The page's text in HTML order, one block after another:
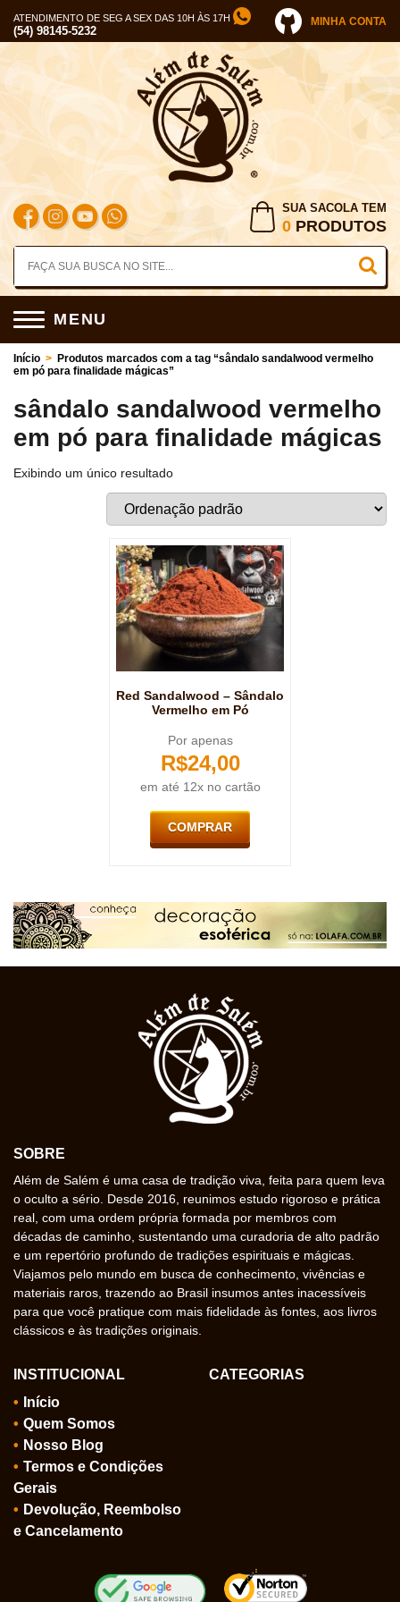
ATENDIMENTO DE SEG A SEX DAS 10H ÀS 17H
(54) 98145-5232
MINHA CONTA
SUA SACOLA TEM
0 PRODUTOS
MENU
Início > Produtos marcados com a tag “sândalo sandalwood vermelho
em pó para finalidade mágicas”
sândalo sandalwood vermelho
em pó para finalidade mágicas
Exibindo um único resultado
Red Sandalwood – Sândalo
Vermelho em Pó
Por apenas
R$24,00
em até 12x no cartão
COMPRAR
SOBRE
Além de Salém é uma casa de tradição viva, feita para quem leva
o oculto a sério. Desde 2016, reunimos estudo rigoroso e prática
real, com uma ordem própria formada por membros com
décadas de caminho, sustentando uma curadoria de alto padrão
e um repertório profundo de tradições espirituais e mágicas.
Viajamos pelo mundo em busca de conhecimento, vivências e
materiais raros, trazendo ao Brasil insumos antes inacessíveis
para que você pratique com mais fidelidade às fontes, aos livros
clássicos e às tradições originais.
INSTITUCIONAL
Início
Quem Somos
Nosso Blog
Termos e Condições
Gerais
Devolução, Reembolso
e Cancelamento
CATEGORIAS